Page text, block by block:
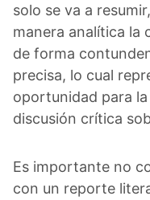
solo se va a
manera analítica la
de forma
precisa, lo cual
oportunidad para
discusión crítica
Es importante no
con un reporte